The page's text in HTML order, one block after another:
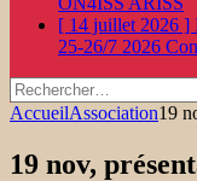
[ 14 juillet 2026 ]
25-26/7 2026
Rechercher :
AccueilAssociation19
19 nov,